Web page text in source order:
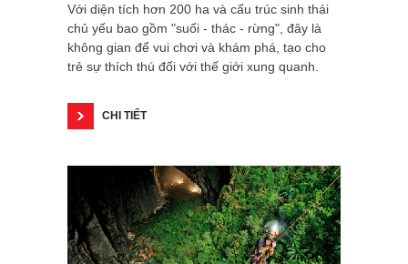
Với diện tích hơn 200 ha và cấu trúc sinh thái
chủ yếu bao gồm "suối - thác - rừng", đây là
không gian để vui chơi và khám phá, tạo cho
trẻ sự thích thú đối với thế giới xung quanh.
CHI TIẾT